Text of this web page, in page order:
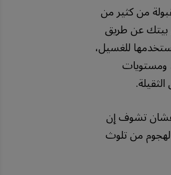
من كثير من
عن طريق
للغسيل،
ومستويات
عشان تشوف إن
من تلوث